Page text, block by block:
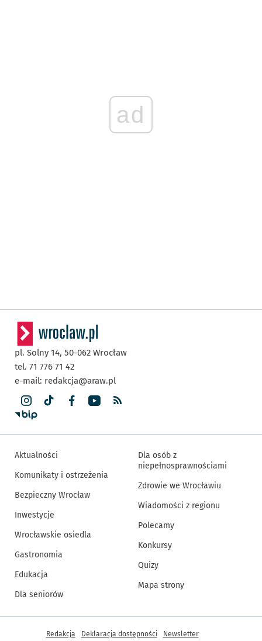
ad
pl. Solny 14, 50-062 Wrocław
tel. 71 776 71 42
e-mail: redakcja@araw.pl
Aktualności
Komunikaty i ostrzeżenia
Bezpieczny Wrocław
Inwestycje
Wrocławskie osiedla
Gastronomia
Edukacja
Dla seniorów
Dla osób z
niepełnosprawnościami
Zdrowie we Wrocławiu
Wiadomości z regionu
Polecamy
Konkursy
Quizy
Mapa strony
Inne informacje
Redakcja Deklaracja dostępności Newsletter